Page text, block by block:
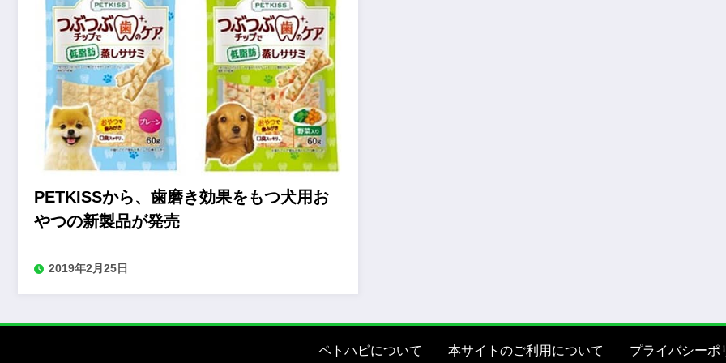
PETKISSから、歯磨き効果をもつ犬用お
やつの新製品が発売
2019年2月25日
ペトハピについて 本サイトのご利用について プライバシーポ